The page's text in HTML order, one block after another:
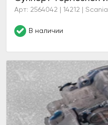
Арт: 2564042 | 14212 | Scania
В наличии